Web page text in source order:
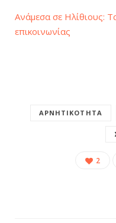
Ανάμεσα σε Ηλίθιους:
επικοινωνίας
ΑΡΝΗΤΙΚΌΤΗΤΑ
2